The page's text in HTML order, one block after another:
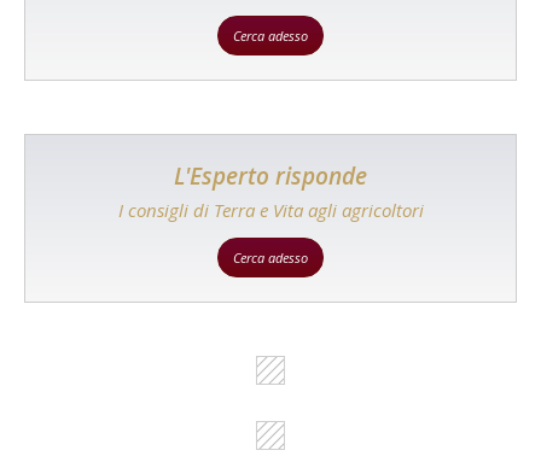
Cerca adesso
L'Esperto risponde
I consigli di Terra e Vita agli agricoltori
Cerca adesso